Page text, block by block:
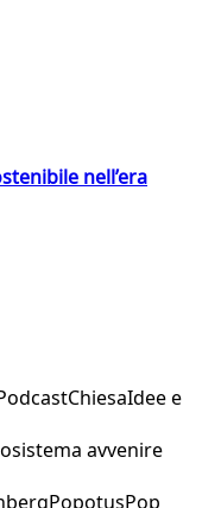
nell’era
ChiesaIdee e
avvenire
PopotusPop